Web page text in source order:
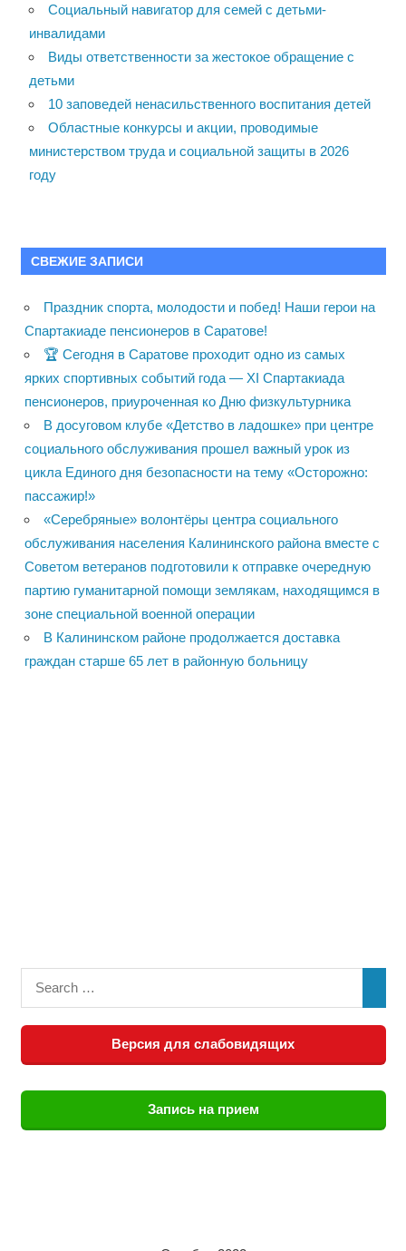
Социальный навигатор для семей с детьми-
инвалидами
Виды ответственности за жестокое обращение с
детьми
10 заповедей ненасильственного воспитания детей
Областные конкурсы и акции, проводимые
министерством труда и социальной защиты в 2026
году
СВЕЖИЕ ЗАПИСИ
Праздник спорта, молодости и побед! Наши герои на
Спартакиаде пенсионеров в Саратове!
🏆 Сегодня в Саратове проходит одно из самых
ярких спортивных событий года — XI Спартакиада
пенсионеров, приуроченная ко Дню физкультурника
В досуговом клубе «Детство в ладошке» при центре
социального обслуживания прошел важный урок из
цикла Единого дня безопасности на тему «Осторожно:
пассажир!»
«Серебряные» волонтёры центра социального
обслуживания населения Калининского района вместе с
Советом ветеранов подготовили к отправке очередную
партию гуманитарной помощи землякам, находящимся в
зоне специальной военной операции
В Калининском районе продолжается доставка
граждан старше 65 лет в районную больницу
Версия для слабовидящих
Запись на прием